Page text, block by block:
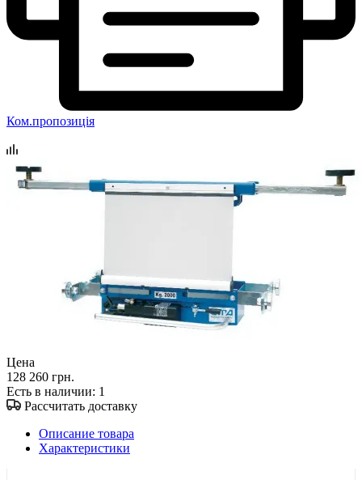
Ком.пропозиція
Цена
128 260 грн.
Есть в наличии: 1
Рассчитать доставку
Описание товара
Характеристики